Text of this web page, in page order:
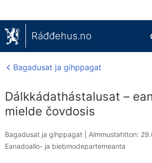
Ráđđehus.no
Bagadusat ja gihppagat
Dálkkádathástalusat –
mielde čovdosis
Bagadusat ja gihppagat | Almmustahtton:
Eanadoallo- ja biebmodepartemeanta